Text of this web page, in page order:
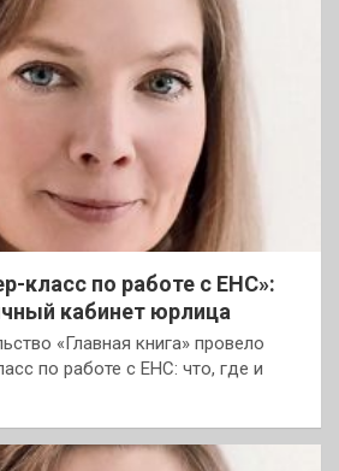
класс по работе с ЕНС»:
кабинет юрлица
«Главная книга» провело
по работе с ЕНС: что, где и